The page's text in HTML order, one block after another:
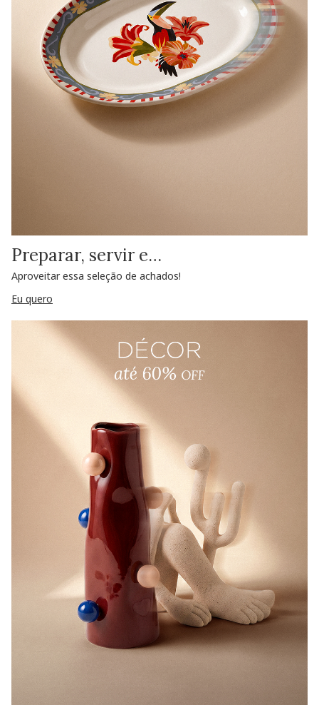
Preparar, servir e…
Aproveitar essa seleção de achados!
Eu quero